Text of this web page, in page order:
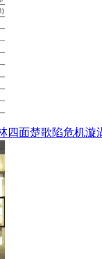
四面楚歌陷危机漩